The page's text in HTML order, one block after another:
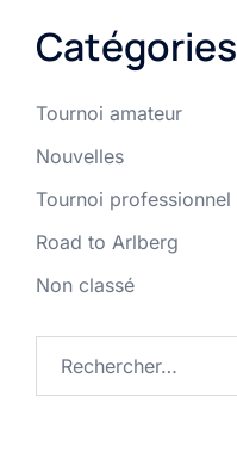
Catégories
Tournoi amateur
Nouvelles
Tournoi professionnel
Road to Arlberg
Non classé